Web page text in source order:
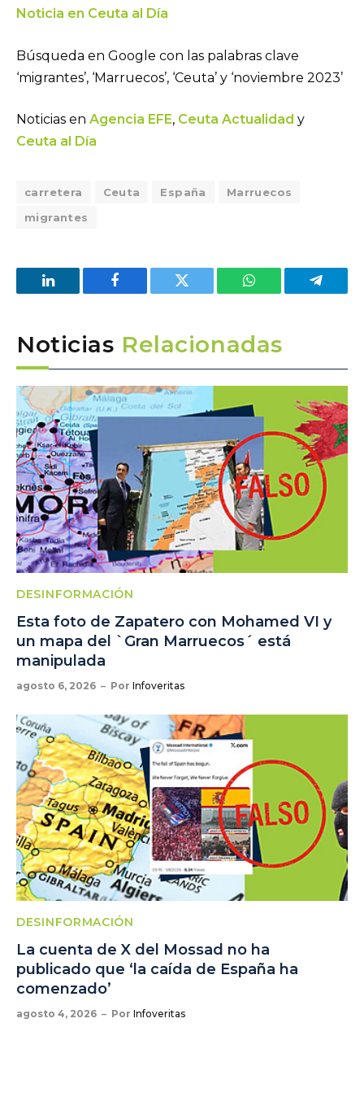
Noticia en Ceuta al Día
Búsqueda en Google con las palabras clave
‘migrantes’, ‘Marruecos’, ‘Ceuta’ y ‘noviembre 2023’
Noticias en Agencia EFE, Ceuta Actualidad y
Ceuta al Día
carretera Ceuta España
Marruecos
migrantes
LinkedIn Facebook Twitter WhatsApp
Noticias Relacionadas
DESINFORMACIÓN
Esta foto de Zapatero con Mohamed VI y
un mapa del `Gran Marruecos´ está
manipulada
agosto 6, 2026 Por Infoveritas
DESINFORMACIÓN
La cuenta de X del Mossad no ha
publicado que ‘la caída de España ha
comenzado’
agosto 4, 2026 Por Infoveritas